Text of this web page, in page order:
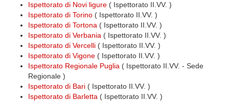
Ispettorato di Novi ligure ( Ispettorato II.VV. )
Ispettorato di Torino ( Ispettorato II.VV. )
Ispettorato di Tortona ( Ispettorato II.VV. )
Ispettorato di Verbania ( Ispettorato II.VV. )
Ispettorato di Vercelli ( Ispettorato II.VV. )
Ispettorato di Vigone ( Ispettorato II.VV. )
Ispettorato Regionale Puglia ( Ispettorato II.VV. - Sede
Regionale )
Ispettorato di Bari ( Ispettorato II.VV. )
Ispettorato di Barletta ( Ispettorato II.VV. )